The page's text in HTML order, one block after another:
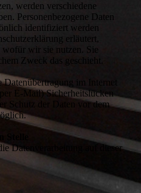
werden verschiedene
Personenbezogene Daten
identifiziert werden
erläutert,
wir sie nutzen. Sie
Zweck das geschieht.
im Internet
E-Mail) Sicherheitslücken
Schutz der Daten vor dem
Datenverarbeitung auf dieser